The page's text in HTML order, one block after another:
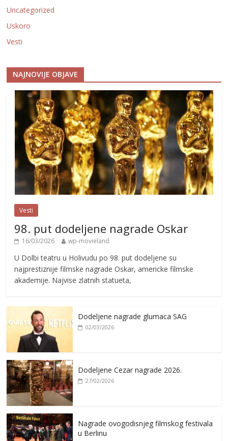
Uncategorized
Uskoro
Vesti
NAJNOVIJE OBJAVE
Vesti
98. put dodeljene nagrade Oskar
16/03/2026 wp-movieland
U Dolbi teatru u Holivudu po 98. put dodeljene su
najprestiznije filmske nagrade Oskar, americke filmske
akademije. Najvise zlatnih statueta,
Dodeljene nagrade glumaca SAG
02/03/2026
Dodeljene Cezar nagrade 2026.
27/02/2026
Nagrade ovogodisnjeg filmskog festivala
u Berlinu